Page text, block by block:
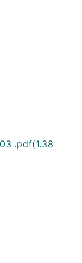
.pdf(1.38